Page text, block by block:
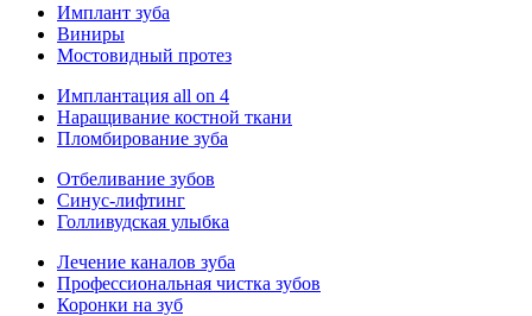
Имплант зуба
Виниры
Мостовидный протез
Имплантация all on 4
Наращивание костной ткани
Пломбирование зуба
Отбеливание зубов
Синус-лифтинг
Голливудская улыбка
Лечение каналов зуба
Профессиональная чистка зубов
Коронки на зуб